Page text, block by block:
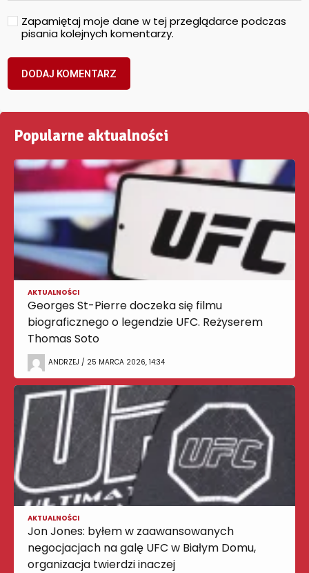
Zapamiętaj moje dane w tej przeglądarce podczas
pisania kolejnych komentarzy.
Popularne aktualności
AKTUALNOŚCI
Georges St-Pierre doczeka się filmu
biograficznego o legendzie UFC. Reżyserem
Thomas Soto
ANDRZEJ / 25 MARCA 2026, 14:34
AKTUALNOŚCI
Jon Jones: byłem w zaawansowanych
negocjacjach na galę UFC w Białym Domu,
organizacja twierdzi inaczej